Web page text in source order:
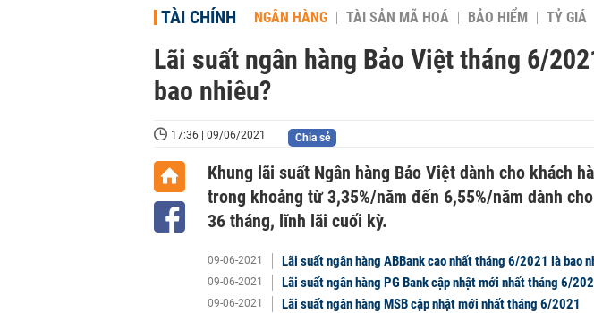
TÀI CHÍNH NGÂN HÀNG TÀI SẢN MÃ HOÁ BẢO HIỂM TỶ GIÁ
Lãi suất ngân hàng Bảo Việt tháng 6/
bao nhiêu?
17:36 | 09/06/2021 Chia sẻ
Khung lãi suất Ngân hàng Bảo Việt dành cho khách
trong khoảng từ 3,35%/năm đến 6,55%/năm dành
36 tháng, lĩnh lãi cuối kỳ.
09-06-2021 Lãi suất ngân hàng ABBank cao nhất tháng 6/2021 là bao
09-06-2021 Lãi suất ngân hàng PG Bank cập nhật mới nhất tháng 6/
09-06-2021 Lãi suất ngân hàng MSB cập nhật mới nhất tháng 6/2021